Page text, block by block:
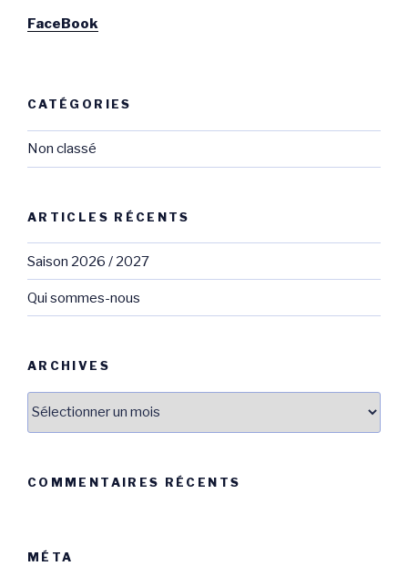
FaceBook
CATÉGORIES
Non classé
ARTICLES RÉCENTS
Saison 2026 / 2027
Qui sommes-nous
ARCHIVES
COMMENTAIRES RÉCENTS
MÉTA